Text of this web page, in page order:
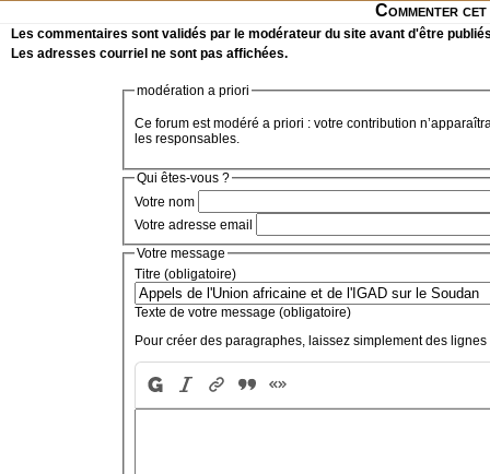
Commenter
Les commentaires sont validés par le modérateur du site avant d'être
Les adresses courriel ne sont pas affichées.
modération a priori
Ce forum est modéré a priori : votre contribution
les responsables.
Qui êtes-vous ?
Votre nom
Votre adresse email
Votre message
Titre (obligatoire)
Texte de votre message (obligatoire)
Pour créer des paragraphes, laissez simplement des lignes